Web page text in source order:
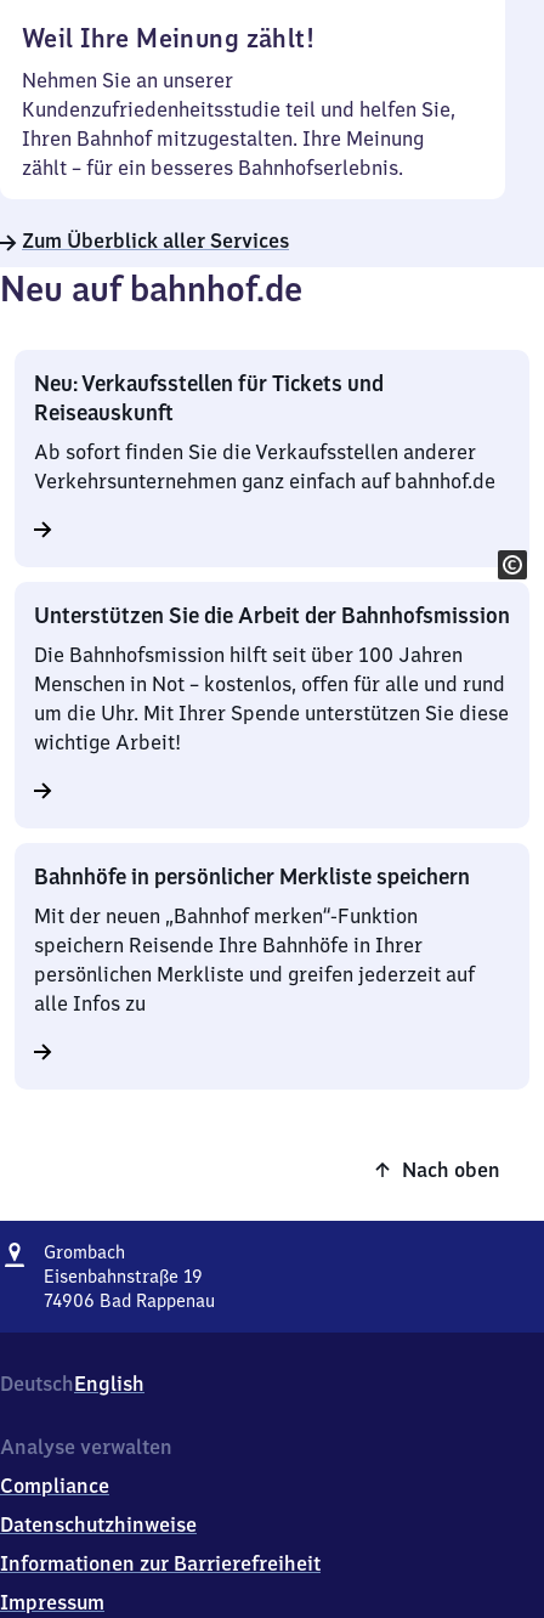
Weil Ihre Meinung zählt!
Nehmen Sie an unserer
Kundenzufriedenheitsstudie teil und helfen Sie,
Ihren Bahnhof mitzugestalten. Ihre Meinung
zählt – für ein besseres Bahnhofserlebnis.
Zum Überblick aller Services
Neu auf bahnhof.de
Neu: Verkaufsstellen für Tickets und
Reiseauskunft
Ab sofort finden Sie die Verkaufsstellen anderer
Verkehrsunternehmen ganz einfach auf bahnhof.de
Unterstützen Sie die Arbeit der Bahnhofsmission
Die Bahnhofsmission hilft seit über 100 Jahren
Menschen in Not – kostenlos, offen für alle und rund
um die Uhr. Mit Ihrer Spende unterstützen Sie diese
wichtige Arbeit!
Bahnhöfe in persönlicher Merkliste speichern
Mit der neuen „Bahnhof merken“-Funktion
speichern Reisende Ihre Bahnhöfe in Ihrer
persönlichen Merkliste und greifen jederzeit auf
alle Infos zu
Nach oben
Adresse
Grombach
Eisenbahnstraße 19
74906 Bad Rappenau
19,
7
9
6
Bad
DeutschEnglish
Analyse verwalten
Compliance
Datenschutzhinweise
Informationen zur Barrierefreiheit
Impressum